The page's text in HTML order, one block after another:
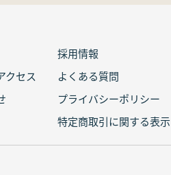
採用情報
クセス
よくある質問
プライバシーポリシー
特定商取引に関する表示